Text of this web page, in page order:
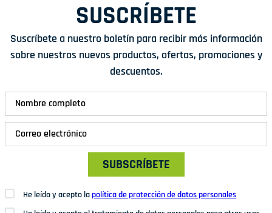
SUSCRÍBETE
Suscríbete a nuestro boletín para recibir más información
sobre nuestros nuevos productos, ofertas, promociones y
descuentos.
SUBSCRÍBETE
He leído y acepto lapolítica de protección de datos personales